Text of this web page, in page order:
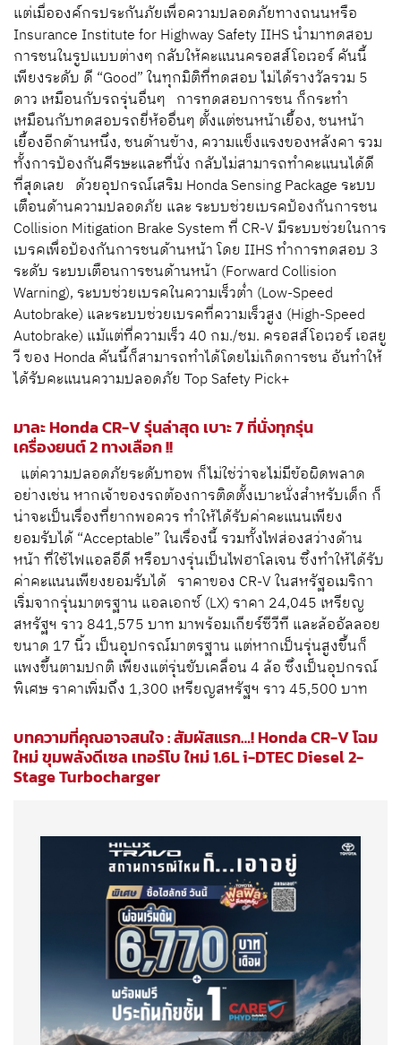
แต่เมื่อองค์กรประกันภัยเพื่อความปลอดภัยทางถนนหรือ
Insurance Institute for Highway Safety IIHS นำมาทดสอบ
การชนในรูปแบบต่างๆ กลับให้คะแนนครอสส์โอเวอร์ คันนี้
เพียงระดับ ดี “Good” ในทุกมิติที่ทดสอบ ไม่ได้รางวัลรวม 5
ดาว เหมือนกับรถรุ่นอื่นๆ การทดสอบการชน ก็กระทำ
เหมือนกับทดสอบรถยี่ห้ออื่นๆ ตั้งแต่ชนหน้าเยื้อง, ชนหน้า
เยื้องอีกด้านหนึ่ง, ชนด้านข้าง, ความแข็งแรงของหลังคา รวม
ทั้งการป้องกันศีรษะและที่นั่ง กลับไม่สามารถทำคะแนนได้ดี
ที่สุดเลย ด้วยอุปกรณ์เสริม Honda Sensing Package ระบบ
เตือนด้านความปลอดภัย และ ระบบช่วยเบรคป้องกันการชน
Collision Mitigation Brake System ที่ CR-V มีระบบช่วยในการ
เบรคเพื่อป้องกันการชนด้านหน้า โดย IIHS ทำการทดสอบ 3
ระดับ ระบบเตือนการชนด้านหน้า (Forward Collision
Warning), ระบบช่วยเบรคในความเร็วต่ำ (Low-Speed
Autobrake) และระบบช่วยเบรคที่ความเร็วสูง (High-Speed
Autobrake) แม้แต่ที่ความเร็ว 40 กม./ชม. ครอสส์โอเวอร์ เอสยู
วี ของ Honda คันนี้ก็สามารถทำได้โดยไม่เกิดการชน อันทำให้
ได้รับคะแนนความปลอดภัย Top Safety Pick+
มาละ Honda CR-V รุ่นล่าสุด เบาะ 7 ที่นั่งทุกรุ่น
เครื่องยนต์ 2 ทางเลือก !!
แต่ความปลอดภัยระดับทอพ ก็ไม่ใช่ว่าจะไม่มีข้อผิดพลาด
อย่างเช่น หากเจ้าของรถต้องการติดตั้งเบาะนั่งสำหรับเด็ก ก็
น่าจะเป็นเรื่องที่ยากพอควร ทำให้ได้รับค่าคะแนนเพียง
ยอมรับได้ “Acceptable” ในเรื่องนี้ รวมทั้งไฟส่องสว่างด้าน
หน้า ที่ใช้ไฟแอลอีดี หรือบางรุ่นเป็นไฟฮาโลเจน ซึ่งทำให้ได้รับ
ค่าคะแนนเพียงยอมรับได้ ราคาของ CR-V ในสหรัฐอเมริกา
เริ่มจากรุ่นมาตรฐาน แอลเอกซ์ (LX) ราคา 24,045 เหรียญ
สหรัฐฯ ราว 841,575 บาท มาพร้อมเกียร์ซีวีที และล้ออัลลอย
ขนาด 17 นิ้ว เป็นอุปกรณ์มาตรฐาน แต่หากเป็นรุ่นสูงขึ้นก็
แพงขึ้นตามปกติ เพียงแต่รุ่นขับเคลื่อน 4 ล้อ ซึ่งเป็นอุปกรณ์
พิเศษ ราคาเพิ่มถึง 1,300 เหรียญสหรัฐฯ ราว 45,500 บาท
บทความที่คุณอาจสนใจ :สัมผัสแรก…! Honda CR-V โฉม
ใหม่ ขุมพลังดีเซล เทอร์โบ ใหม่ 1.6L i-DTEC Diesel 2-
Stage Turbocharger